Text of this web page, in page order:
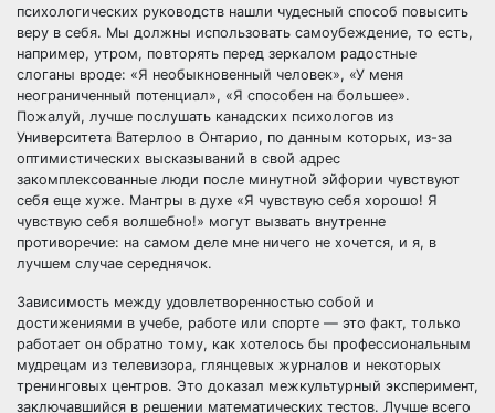
психологических руководств нашли чудесный способ повысить
веру в себя. Мы должны использовать самоубеждение, то есть,
например, утром, повторять перед зеркалом радостные
слоганы вроде: «Я необыкновенный человек», «У меня
неограниченный потенциал», «Я способен на большее».
Пожалуй, лучше послушать канадских психологов из
Университета Ватерлоо в Онтарио, по данным которых, из-за
оптимистических высказываний в свой адрес
закомплексованные люди после минутной эйфории чувствуют
себя еще хуже. Мантры в духе «Я чувствую себя хорошо! Я
чувствую себя волшебно!» могут вызвать внутренне
противоречие: на самом деле мне ничего не хочется, и я, в
лучшем случае середнячок.
Зависимость между удовлетворенностью собой и
достижениями в учебе, работе или спорте — это факт, только
работает он обратно тому, как хотелось бы профессиональным
мудрецам из телевизора, глянцевых журналов и некоторых
тренинговых центров. Это доказал межкультурный эксперимент,
заключавшийся в решении математических тестов. Лучше всего